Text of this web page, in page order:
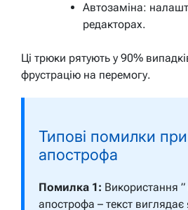
Автозаміна:
редакторах.
Ці трюки рятують у 90%
фрустрацію на перемогу.
Типові помилки
апострофа
Помилка 1: Використання
апострофа – текст виглядає